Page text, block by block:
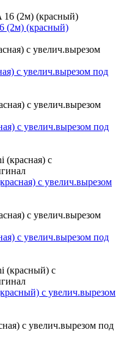
(2м) (красный)
с увелич.вырезом под
с увелич.вырезом под
с увелич.вырезом
с увелич.вырезом под
с увелич.вырезом